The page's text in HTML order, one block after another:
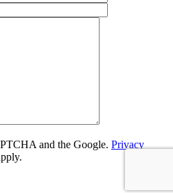
and the Google. Privacy